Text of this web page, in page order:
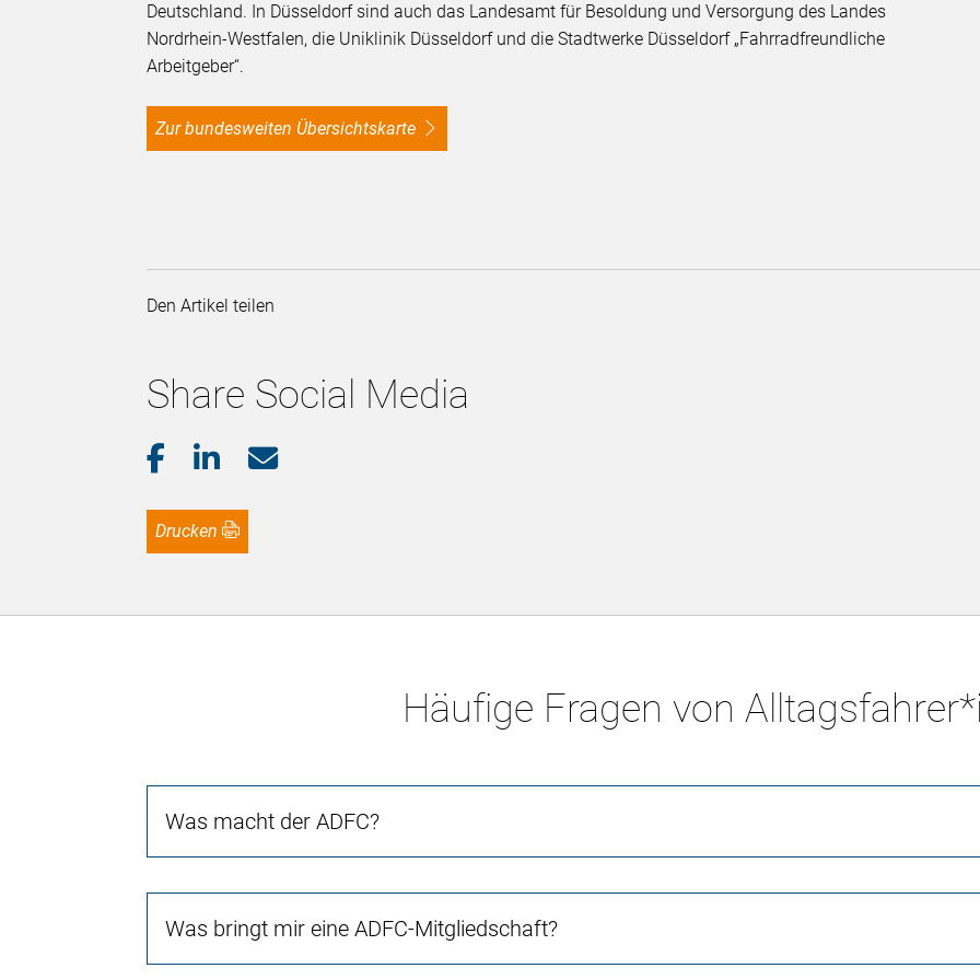
Deutschland. In Düsseldorf sind auch das Landesamt für Besoldung und Versorgung des Landes
Nordrhein-Westfalen, die Uniklinik Düsseldorf und die Stadtwerke Düsseldorf „Fahrradfreundliche
Arbeitgeber“.
Zur bundesweiten Übersichtskarte
Den Artikel teilen
Share Social Media
Drucken
Häufige Fragen von
Was macht der ADFC?
Was bringt mir eine ADFC-Mitgliedschaft?